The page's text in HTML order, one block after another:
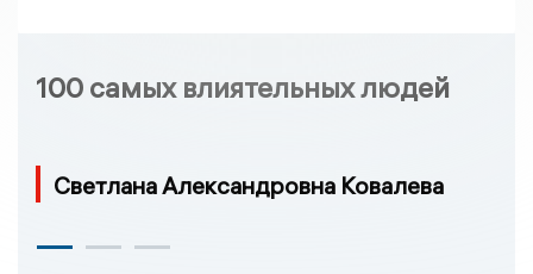
100 самых влиятельных людей
Светлана Александровна Ковалева